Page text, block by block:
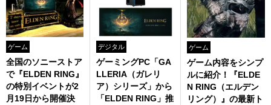
ゲーム
全国のソニーストア
で『ELDEN RING』
の特別イベントが2
月19日から開催決
デジタル
ゲーミングPC「GA
LLERIA（ガレリ
ア）シリーズ」から
「ELDEN RING」推
ゲーム
ゲーム内容をシンプ
ルに紹介！『ELDE
N RING（エルデン
リング）』の最新ト